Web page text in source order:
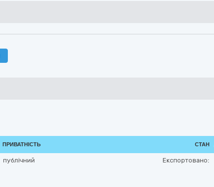
ПРИВАТНІСТЬ СТАН
публічний Експортовано: